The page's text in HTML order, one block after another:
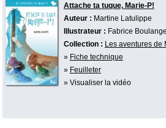
Attache ta tuque, Marie-P!
Auteur : Martine Latulippe
Illustrateur : Fabrice
Collection : Les aventures de
» Fiche technique
» Feuilleter
» Visualiser la vidéo